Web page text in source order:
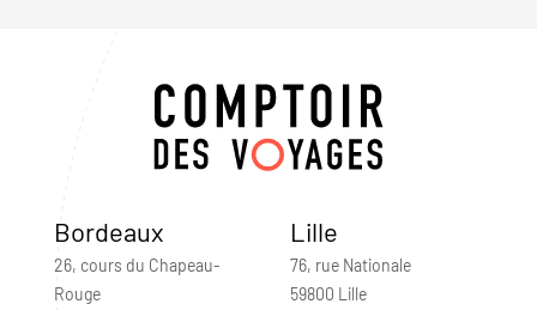
Bordeaux
26, cours du Chapeau-
Rouge
Lille
76, rue Nationale
59800 Lille